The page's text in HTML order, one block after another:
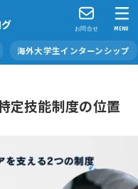
海外大学生インターンシップ
お問合せ MENU
定技能制度の位置